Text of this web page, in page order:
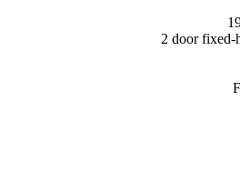
2 door fixed-